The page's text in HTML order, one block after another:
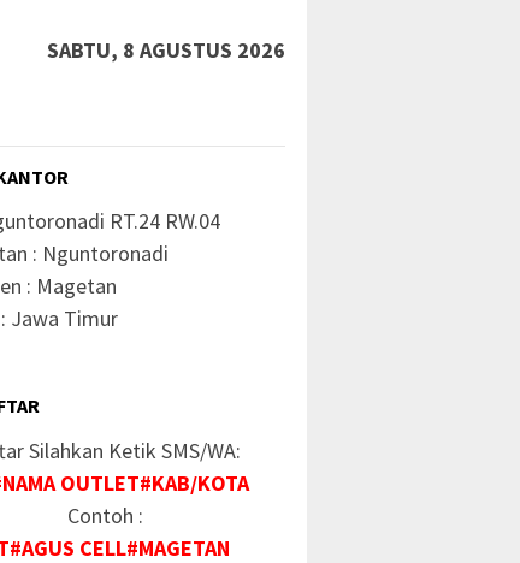
SABTU, 8 AGUSTUS 2026
RT.24 RW.04
: Nguntoronadi
: Magetan
Jawa Timur
Silahkan Ketik SMS/WA:
OUTLET#KAB/KOTA
Contoh :
CELL#MAGETAN